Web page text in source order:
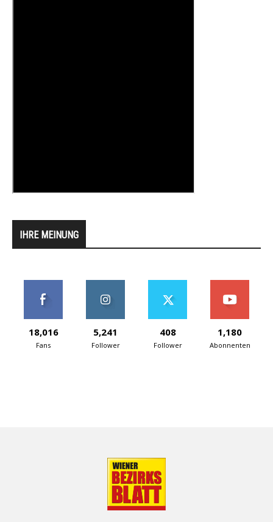
IHRE MEINUNG
18,016
Fans
5,241
Follower
408
Follower
1,180
Abonnenten